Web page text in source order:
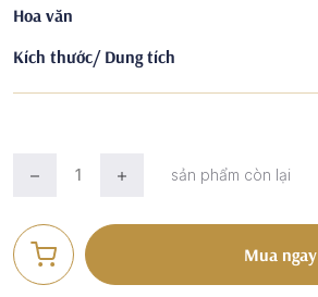
Hoa văn
Kích thước/ Dung tích
sản phẩm còn lại
Mua ngay